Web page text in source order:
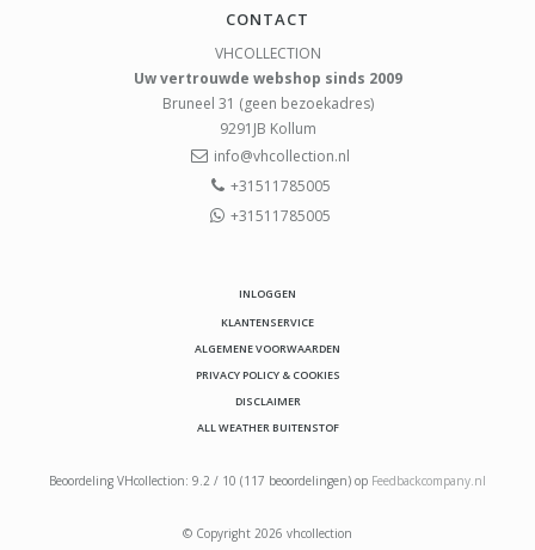
CONTACT
VHCOLLECTION
Uw vertrouwde webshop sinds 2009
Bruneel 31 (geen bezoekadres)
9291JB Kollum
info@vhcollection.nl
+31511785005
+31511785005
INLOGGEN
KLANTENSERVICE
ALGEMENE VOORWAARDEN
PRIVACY POLICY & COOKIES
DISCLAIMER
ALL WEATHER BUITENSTOF
Beoordeling VHcollection: 9.2 / 10 (117 beoordelingen) op Feedbackcompany.nl
© Copyright 2026 vhcollection